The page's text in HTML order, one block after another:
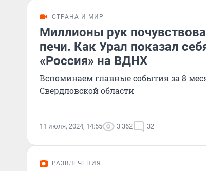
СТРАНА И МИР
Миллионы рук
печи. Как Урал показал
«Россия» на ВДНХ
Вспоминаем главные события за 8
Свердловской области
11 июля, 2024, 14:55 3 362 32
РАЗВЛЕЧЕНИЯ